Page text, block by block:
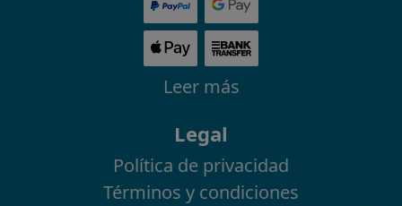
Leer más
Legal
Política de privacidad
Términos y condiciones